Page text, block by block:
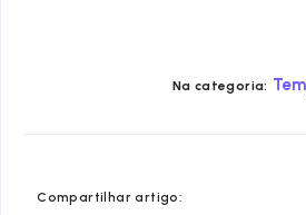
Na categoria:
Compartilhar artigo: